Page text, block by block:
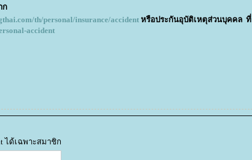
ก
th/personal/insurance/accident หรือประกันอุบัติเหตุส่วนบุคคล ที่
accident
ได้เฉพาะสมาชิก